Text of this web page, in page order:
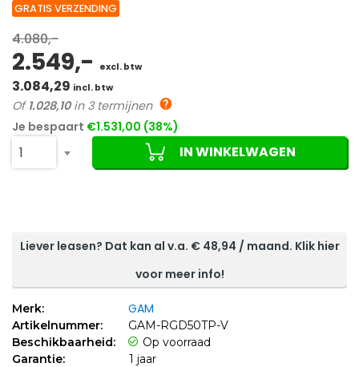
GRATIS VERZENDING
4.080,-
2.549,- excl. btw
3.084,29 incl. btw
Of 1.028,10in 3 termijnen
Je bespaart €1.531,00 (38%)
1 review
1 IN WINKELWAGEN
Liever leasen? Dat kan al v.a. € 48,94 / maand. Klik hier
voor meer info!
Merk: GAM
Artikelnummer:
GAM-RGD50TP-V
Beschikbaarheid:
Op voorraad
Garantie:
1 jaar